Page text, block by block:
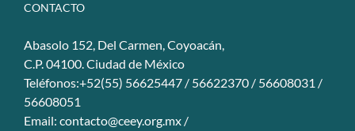
CONTACTO
Abasolo 152, Del Carmen, Coyoacán,
C.P. 04100. Ciudad de México
Teléfonos:+52(55) 56625447 / 56622370 / 56608031 /
56608051
Email: contacto@ceey.org.mx /